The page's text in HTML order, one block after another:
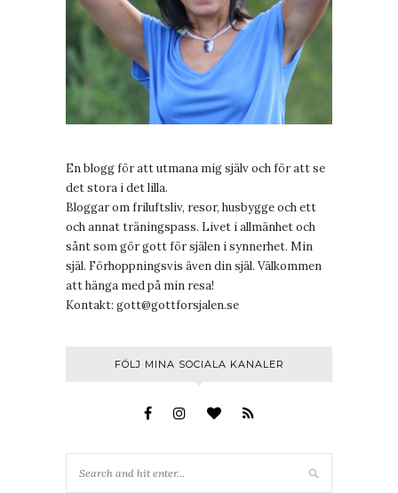
En blogg för att utmana mig själv och för att se
det stora i det lilla.
Bloggar om friluftsliv, resor, husbygge och ett
och annat träningspass. Livet i allmänhet och
sånt som gör gott för själen i synnerhet. Min
själ. Förhoppningsvis även din själ. Välkommen
att hänga med på min resa!
Kontakt: gott@gottforsjalen.se
FÖLJ MINA SOCIALA KANALER